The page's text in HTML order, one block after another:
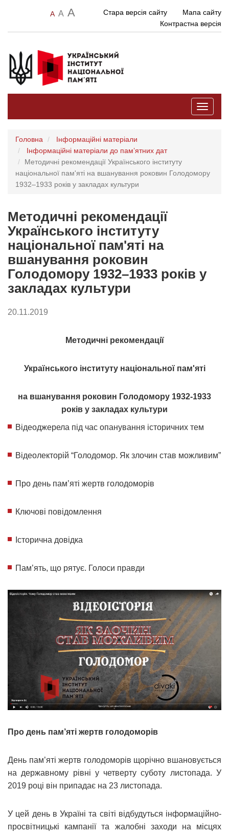
A A A Стара версія сайту
Мапа сайту
Контрастна версія
Toggle
Головна
Інформаційні матеріали
Інформаційні матеріали до памʼятних дат
Методичні рекомендації Українського інституту
національної пам'яті на вшанування роковин Голодомору
1932–1933 років у закладах культури
Методичні рекомендації
Українського інституту
національної пам'яті на
вшанування роковин
Голодомору 1932–1933 років у
закладах культури
20.11.2019
Методичні рекомендації
Українського інституту національної пам'яті
на вшанування роковин Голодомору 1932-1933
років у закладах культури
Відеоджерела під час опанування історичних тем
Відеолекторій “Голодомор. Як злочин став можливим”
Про день пам’яті жертв голодоморів
Ключові повідомлення
Історична довідка
Пам’ять, що рятує. Голоси правди
Про день пам’яті жертв голодоморів
День пам’яті жертв голодоморів щорічно вшановується
на державному рівні у четверту суботу листопада. У
2019 році він припадає на 23 листопада.
У цей день в Україні та світі відбудуться інформаційно-
просвітницькі кампанії та жалобні заходи на місцях